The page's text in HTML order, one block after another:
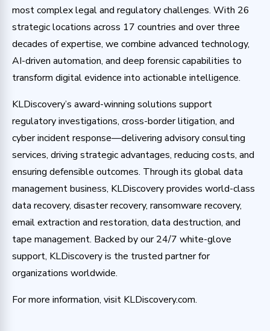
most complex legal and regulatory challenges. With 26
strategic locations across 17 countries and over three
decades of expertise, we combine advanced technology,
AI-driven automation, and deep forensic capabilities to
transform digital evidence into actionable intelligence.
KLDiscovery’s award-winning solutions support
regulatory investigations, cross-border litigation, and
cyber incident response—delivering advisory consulting
services, driving strategic advantages, reducing costs, and
ensuring defensible outcomes. Through its global data
management business, KLDiscovery provides world-class
data recovery, disaster recovery, ransomware recovery,
email extraction and restoration, data destruction, and
tape management. Backed by our 24/7 white-glove
support, KLDiscovery is the trusted partner for
organizations worldwide.
For more information, visit KLDiscovery.com.